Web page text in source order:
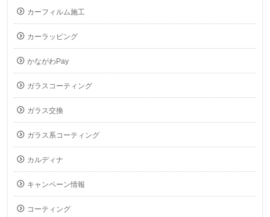
カーフィルム施工
カーラッピング
かながわPay
ガラスコーティング
ガラス交換
ガラス系コーティング
カルディナ
キャンペーン情報
コーティング